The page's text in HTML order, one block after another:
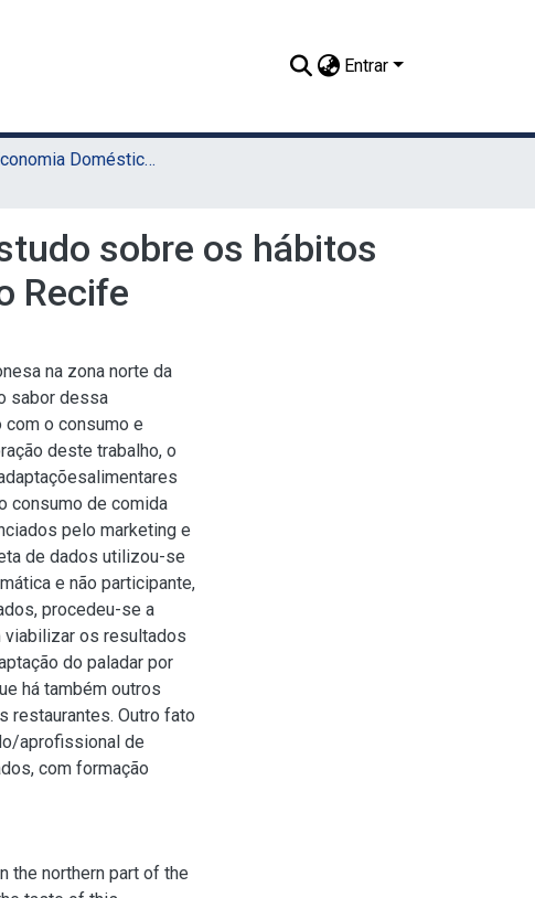
Entrar
TCC - Economia Doméstica (Sede)
sobre os hábitos
Recife
na zona norte da
sabor dessa
o consumo e
deste trabalho, o
consumo de comida
pelo marketing e
de dados utilizou-se
e não participante,
procedeu-se a
os resultados
do paladar por
há também outros
restaurantes. Outro fato
aprofissional de
com formação
the northern part of the